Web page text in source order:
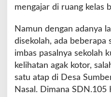
e
a
n
g
k
a
l
a
mengajar di ruang kelas
Namun dengan adanya
disekolah, ada beberapa
imbas pasalnya sekolah
kelihatan agak kotor,
satu atap di Desa
Nasal. Dimana